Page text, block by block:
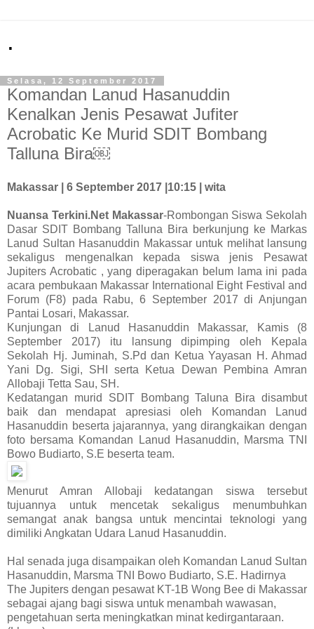
.
Selasa, 12 September 2017
Komandan Lanud Hasanuddin
Kenalkan Jenis Pesawat Jufiter
Acrobatic Ke Murid SDIT Bombang
Talluna Bira￼
Makassar | 6 September 2017 |10:15 | wita
Nuansa Terkini.Net Makassar-Rombongan Siswa Sekolah
Dasar SDIT Bombang Talluna Bira berkunjung ke Markas
Lanud Sultan Hasanuddin Makassar untuk melihat lansung
sekaligus mengenalkan kepada siswa jenis Pesawat
Jupiters Acrobatic , yang diperagakan belum lama ini pada
acara pembukaan Makassar International Eight Festival and
Forum (F8) pada Rabu, 6 September 2017 di Anjungan
Pantai Losari, Makassar.
Kunjungan di Lanud Hasanuddin Makassar, Kamis (8
September 2017) itu lansung dipimping oleh Kepala
Sekolah Hj. Juminah, S.Pd dan Ketua Yayasan H. Ahmad
Yani Dg. Sigi, SHI serta Ketua Dewan Pembina Amran
Allobaji Tetta Sau, SH.
Kedatangan murid SDIT Bombang Taluna Bira disambut
baik dan mendapat apresiasi oleh Komandan Lanud
Hasanuddin beserta jajarannya, yang dirangkaikan dengan
foto bersama Komandan Lanud Hasanuddin, Marsma TNI
Bowo Budiarto, S.E beserta team.
Menurut Amran Allobaji kedatangan siswa tersebut
tujuannya untuk mencetak sekaligus menumbuhkan
semangat anak bangsa untuk mencintai teknologi yang
dimiliki Angkatan Udara Lanud Hasanuddin.
Hal senada juga disampaikan oleh Komandan Lanud Sultan
Hasanuddin, Marsma TNI Bowo Budiarto, S.E. Hadirnya
The Jupiters dengan pesawat KT-1B Wong Bee di Makassar
sebagai ajang bagi siswa untuk menambah wawasan,
pengetahuan serta meningkatkan minat kedirgantaraan.